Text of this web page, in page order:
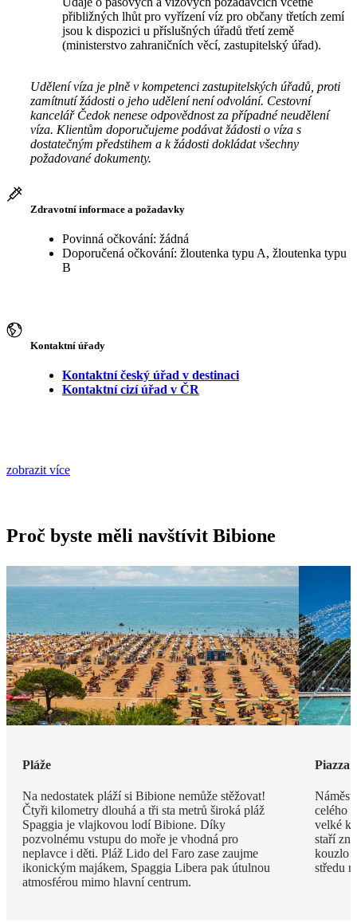
přibližných lhůt pro vyřízení víz pro občany třetích zemí
jsou k dispozici u příslušných úřadů třetí země
(ministerstvo zahraničních věcí, zastupitelský úřad).
Udělení víza je plně v kompetenci zastupitelských úřadů, proti
zamítnutí žádosti o jeho udělení není odvolání. Cestovní
kancelář Čedok nenese odpovědnost za případné neudělení
víza. Klientům doporučujeme podávat žádosti o víza s
dostatečným předstihem a k žádosti dokládat všechny
požadované dokumenty.
Zdravotní informace a požadavky
Povinná očkování: žádná
Doporučená očkování: žloutenka typu A, žloutenka typu
B
Kontaktní úřady
Kontaktní český úřad v destinaci
Kontaktní cizí úřad v ČR
zobrazit více
Proč byste měli navštívit Bibione
Pláže
Na nedostatek pláží si Bibione nemůže stěžovat!
Čtyři kilometry dlouhá a tři sta metrů široká pláž
Spaggia je vlajkovou lodí Bibione. Díky
pozvolnému vstupu do moře je vhodná pro
neplavce i děti. Pláž Lido del Faro zase zaujme
ikonickým majákem, Spaggia Libera pak útulnou
atmosférou mimo hlavní centrum.
Piazza
celého
velké
staří
kouzlo
středu